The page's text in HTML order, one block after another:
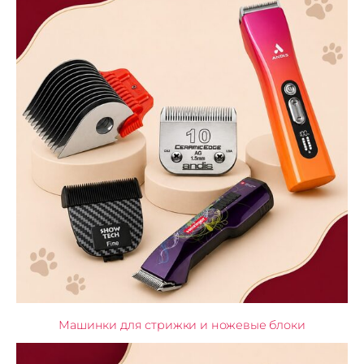
Машинки для стрижки и ножевые блоки